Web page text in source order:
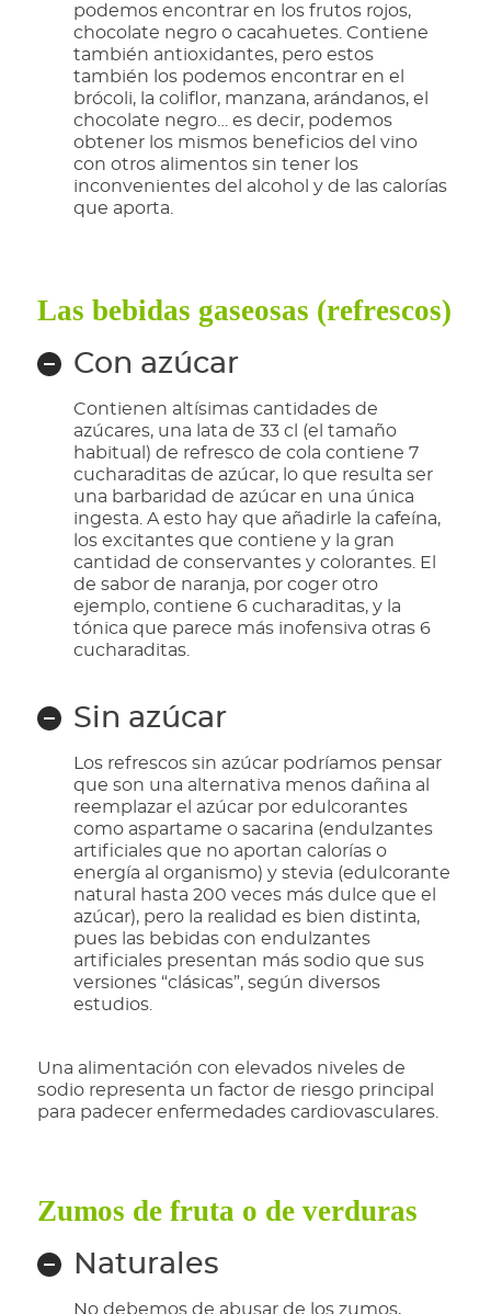
podemos encontrar en los frutos rojos,
chocolate negro o cacahuetes. Contiene
también antioxidantes, pero estos
también los podemos encontrar en el
brócoli, la coliflor, manzana, arándanos, el
chocolate negro… es decir, podemos
obtener los mismos beneficios del vino
con otros alimentos sin tener los
inconvenientes del alcohol y de las calorías
que aporta.
Las bebidas gaseosas (refrescos)
Con azúcar
Contienen altísimas cantidades de
azúcares, una lata de 33 cl (el tamaño
habitual) de refresco de cola contiene 7
cucharaditas de azúcar, lo que resulta ser
una barbaridad de azúcar en una única
ingesta. A esto hay que añadirle la cafeína,
los excitantes que contiene y la gran
cantidad de conservantes y colorantes. El
de sabor de naranja, por coger otro
ejemplo, contiene 6 cucharaditas, y la
tónica que parece más inofensiva otras 6
cucharaditas.
Sin azúcar
Los refrescos sin azúcar podríamos pensar
que son una alternativa menos dañina al
reemplazar el azúcar por edulcorantes
como aspartame o sacarina (endulzantes
artificiales que no aportan calorías o
energía al organismo) y stevia (edulcorante
natural hasta 200 veces más dulce que el
azúcar), pero la realidad es bien distinta,
pues las bebidas con endulzantes
artificiales presentan más sodio que sus
versiones “clásicas”, según diversos
estudios.
Una alimentación con elevados niveles de
sodio representa un factor de riesgo principal
para padecer enfermedades cardiovasculares.
Zumos de fruta o de verduras
Naturales
No debemos de abusar de los zumos,